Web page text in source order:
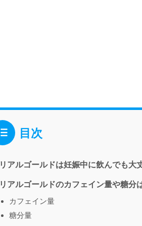
目次
リアルゴールドは妊娠中に飲んでも大
リアルゴールドのカフェイン量や糖分
カフェイン量
糖分量